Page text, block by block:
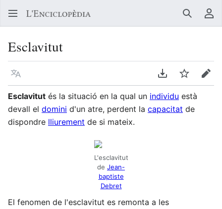
Buscar
Esclavitut
Llegir en un atre idioma Descarregar en
Vigilar
Esclavitut és la situació en la qual un individu està
devall el domini d'un atre, perdent la capacitat de
dispondre lliurement de si mateix.
L'esclavitut
de Jean-
baptiste
Debret
El fenomen de l'esclavitut es remonta a les